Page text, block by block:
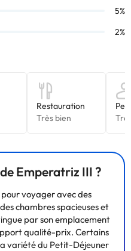
Emperatriz III ?
voyager avec des
chambres spacieuses et
par son emplacement
qualité-prix. Certains
variété du Petit-Déjeuner